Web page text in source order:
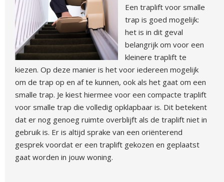
Een traplift voor smalle
trap is goed mogelijk:
het is in dit geval
belangrijk om voor een
kleinere traplift te
kiezen. Op deze manier is het voor iedereen mogelijk
om de trap op en af te kunnen, ook als het gaat om een
smalle trap. Je kiest hiermee voor een compacte traplift
voor smalle trap die volledig opklapbaar is. Dit betekent
dat er nog genoeg ruimte overblijft als de traplift niet in
gebruik is. Er is altijd sprake van een oriënterend
gesprek voordat er een traplift gekozen en geplaatst
gaat worden in jouw woning.